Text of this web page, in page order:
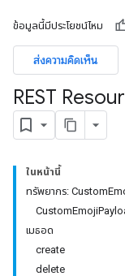
ข้อมูลนี้มีประโยชน์ไหม
ส่งความคิดเห็น
REST
ในหน้านี้
ทรัพยากร:
เมธอด
create
delete